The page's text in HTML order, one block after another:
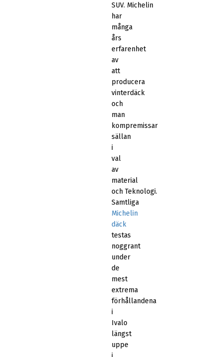
SUV. Michelin
har
många
års
erfarenhet
av
att
producera
vinterdäck
och
man
kompremissar
sällan
i
val
av
material
och Teknologi.
Samtliga
Michelin
däck
testas
noggrant
under
de
mest
extrema
förhållandena
i
Ivalo
längst
uppe